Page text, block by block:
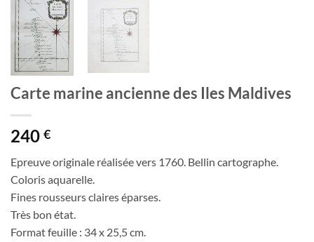
Carte marine ancienne des Iles Maldives
240 €
Epreuve originale réalisée vers 1760. Bellin cartographe.
Coloris aquarelle.
Fines rousseurs claires éparses.
Très bon état.
Format feuille : 34 x 25,5 cm.